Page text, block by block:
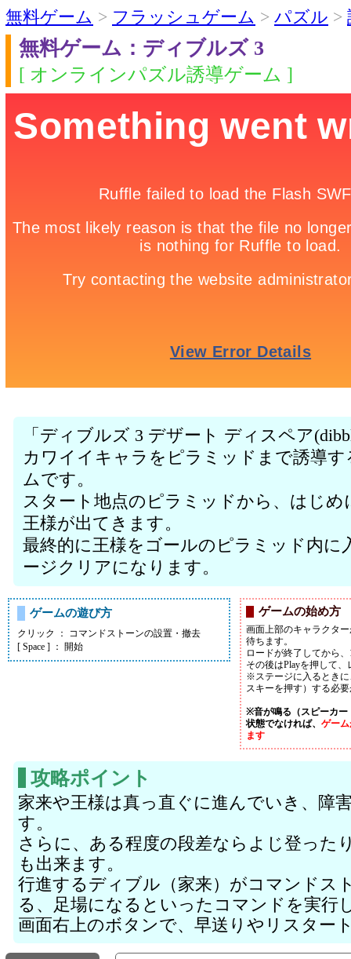
無料ゲーム > フラッシュゲーム > パズル >
無料ゲーム：ディブルズ 3
[ オンラインパズル誘導ゲーム ]
「ディブルズ 3 デザート ディスペア
カワイイキャラをピラミッドまで誘導
ムです。
スタート地点のピラミッドから、はじ
王様が出てきます。
最終的に王様をゴールのピラミッド内に
ージクリアになります。
ゲームの遊び方
クリック ： コマンドストーンの設置・撤去
[ Space ] ： 開始
ゲームの始め方
画面上部のキャラクタ
待ちます。
ロードが終了してから
その後はPlayを押して
※ステージに入るとき
スキーを押す）する必
※音が鳴る（スピーカー
状態でなければ、 ゲー
ます
攻略ポイント
家来や王様は真っ直ぐに進んでいき、障
す。
さらに、ある程度の段差ならよじ登った
も出来ます。
行進するディブル（家来）がコマンドス
る、足場になるといったコマンドを実行
画面右上のボタンで、早送りやリスター